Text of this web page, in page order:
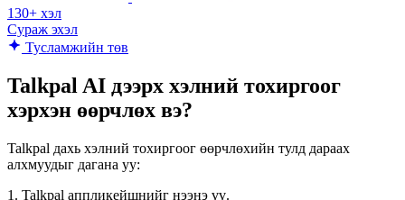
130+ хэл
Сураж эхэл
Тусламжийн төв
Talkpal AI дээрх хэлний тохиргоог
хэрхэн өөрчлөх вэ?
Talkpal дахь хэлний тохиргоог өөрчлөхийн тулд дараах
алхмуудыг дагана уу:
1. Talkpal аппликейшнийг нээнэ үү.